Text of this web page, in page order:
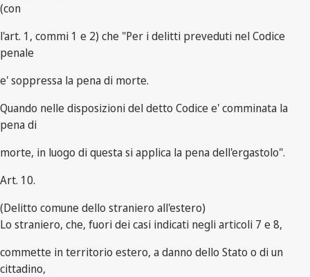
(con
l'art. 1, commi 1 e 2) che "Per i delitti preveduti nel Codice
penale
e' soppressa la pena di morte.
Quando nelle disposizioni del detto Codice e' comminata la
pena di
morte, in luogo di questa si applica la pena dell'ergastolo".
Art. 10.
(Delitto comune dello straniero all'estero)
Lo straniero, che, fuori dei casi indicati negli articoli 7 e 8,
commette in territorio estero, a danno dello Stato o di un
cittadino,